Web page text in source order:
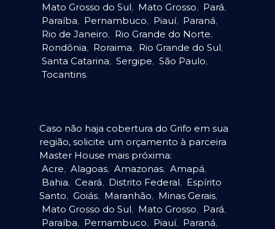
Mato Grosso do Sul, Mato Grosso, Pará,
Paraíba, Pernambuco, Piauí, Paraná,
Rio de Janeiro, Rio Grande do Norte,
Rondônia, Roraima, Rio Grande do Sul,
Santa Catarina, Sergipe, São Paulo,
Tocantins.
Caso não haja cobertura do Grifo em sua
região, solicite um orçamento à parceira
Master House mais próxima:
Acre, Alagoas, Amazonas, Amapá,
Bahia, Ceará, Distrito Federal, Espírito
Santo, Goiás, Maranhão, Minas Gerais,
Mato Grosso do Sul, Mato Grosso, Pará,
Paraíba, Pernambuco, Piauí, Paraná,